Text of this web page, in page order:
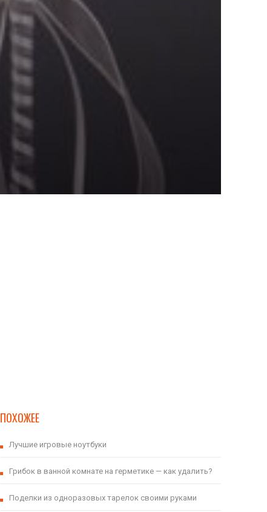
ПОХОЖЕЕ
Лучшие игровые ноутбуки
Грибок в ванной комнате на герметике — как удалить?
Поделки из одноразовых тарелок своими руками